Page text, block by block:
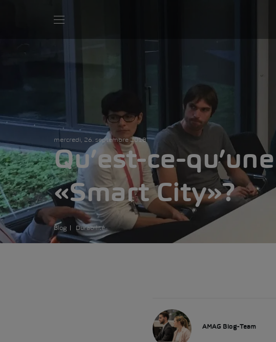
mercredi, 26. septembre 2018
Qu’est-ce-qu’une
«Smart City»?
Blog Durabilité
AMAG Blog-Team